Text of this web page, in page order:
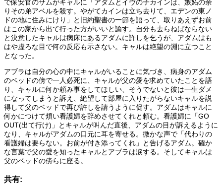
で保安官のサムがキャルに「アダムとイヴの子カインは、嫉妬の余
りその弟アベルを殺す。やがてカインは立ち去りて、エデンの東ノ
ドの地に住みにけり」と旧約聖書の一節を語って、取りあえずお前
はこの家から出て行った方がいいと諭す。自分も去らねばならない
と決意したキャルは病床にあるアダムに許しを乞うが、アダムはも
はや虚ろな目で何の反応も示さない。キャルは絶望の淵に立つこと
となった。
アブラは自分の心の中にキャルがいることに気づき、病身のアダム
のベッドの傍で一人必死に、キャルが父の愛を求めていたことを語
り、キャルに何か頼み事をしてほしい、そうでないと彼は一生ダメ
になってしまうと訴え、絶望して部屋に入りたがらないキャルを説
得して父のベッドで再び許しを請うように促す。アダムはキャルに
何かにつけて煩い看護婦を辞めさせてくれと頼む。看護婦に「GO
OUT(出て行け)」とキャルが叫んだ直後、アダムの目が訴えるように
なり、キャルがアダムの口元に耳を寄せる。微かな声で「代わりの
看護婦は要らない。お前が付き添ってくれ」と告げるアダム。確か
な言葉で父の愛を知ったキャルとアブラは涙する。そしてキャルは
父のベッドの傍らに座る。
共有: